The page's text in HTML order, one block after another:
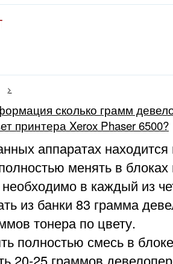
>
сколько грамм
принтера Xerox Phaser 6500?
аппаратах находится
менять в блоках
в каждый из
из банки 83 грамма
тонера по цвету.
полностью смесь в
20-25 граммов